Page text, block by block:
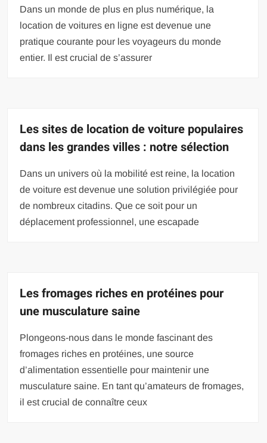
Dans un monde de plus en plus numérique, la
location de voitures en ligne est devenue une
pratique courante pour les voyageurs du monde
entier. Il est crucial de s’assurer
Les sites de location de voiture populaires
dans les grandes villes : notre sélection
Dans un univers où la mobilité est reine, la location
de voiture est devenue une solution privilégiée pour
de nombreux citadins. Que ce soit pour un
déplacement professionnel, une escapade
Les fromages riches en protéines pour
une musculature saine
Plongeons-nous dans le monde fascinant des
fromages riches en protéines, une source
d’alimentation essentielle pour maintenir une
musculature saine. En tant qu’amateurs de fromages,
il est crucial de connaître ceux